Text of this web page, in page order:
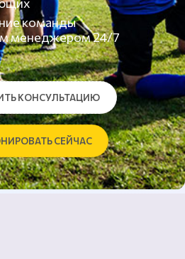
команды
менеджером 24/7
СЕЙЧАС
КОНСУЛЬТАЦИЮ